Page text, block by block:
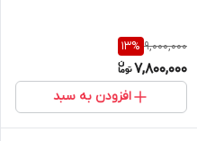
9,000,000
13%
7,800,000
افزودن به سبد